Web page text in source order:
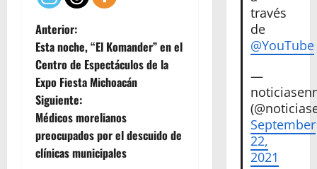
N
a
v
e
g
Anterior:
Esta noche, “El Komander” en el
Centro de Espectáculos de la
Expo Fiesta Michoacán
Siguiente:
Médicos morelianos
preocupados por el descuido de
clínicas municipales
través
de
@YouTube
—
September
22,
2021